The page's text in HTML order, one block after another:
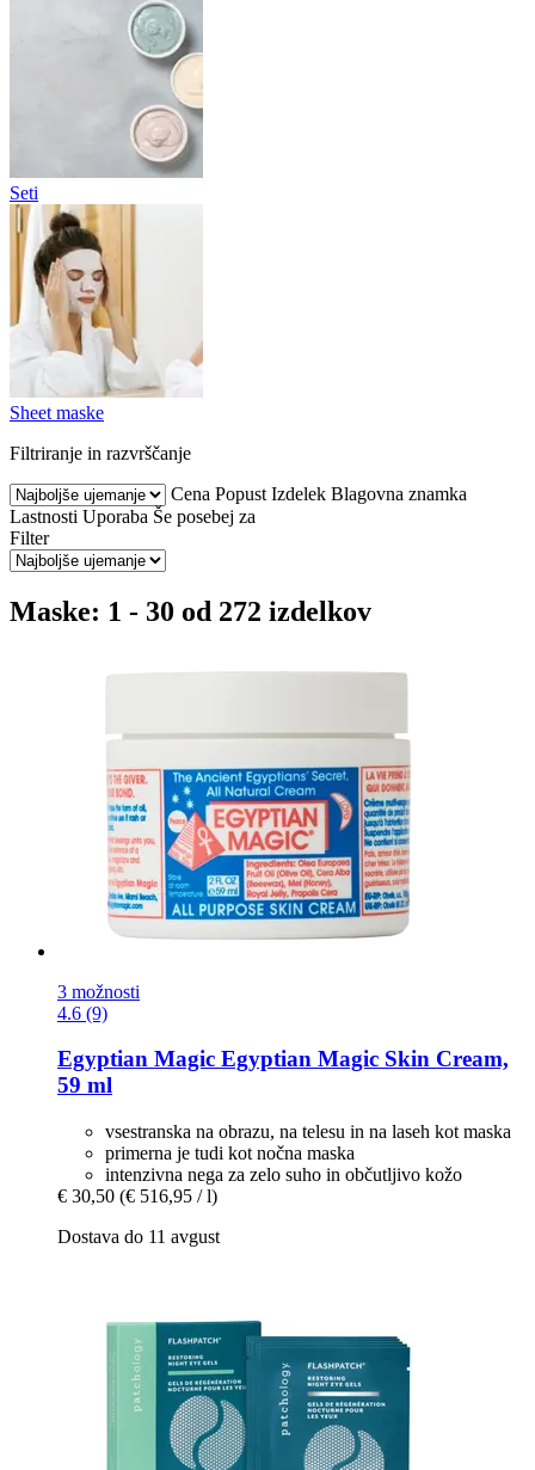
Seti
Sheet maske
Filtriranje in razvrščanje
Cena Popust Izdelek Blagovna znamka
Lastnosti Uporaba Še posebej za
Filter
Maske: 1 - 30 od 272 izdelkov
3 možnosti
4.6 (9)
Egyptian Magic Egyptian Magic Skin Cream,
59 ml
vsestranska na obrazu, na telesu in na laseh kot maska
primerna je tudi kot nočna maska
intenzivna nega za zelo suho in občutljivo kožo
€ 30,50 (€ 516,95 / l)
Dostava do 11 avgust